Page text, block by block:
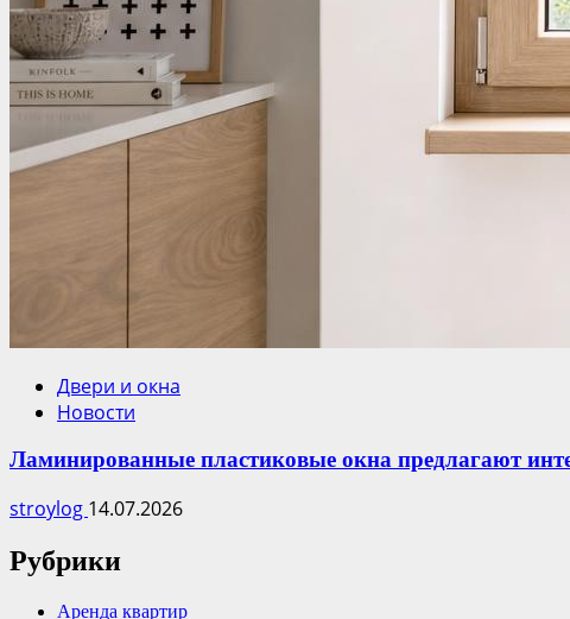
Двери и окна
Новости
Ламинированные пластиковые окна предлагают
stroylog 14.07.2026
Рубрики
Аренда квартир